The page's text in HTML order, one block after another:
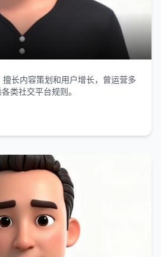
长内容策划和用户增长，曾运营多
类社交平台规则。